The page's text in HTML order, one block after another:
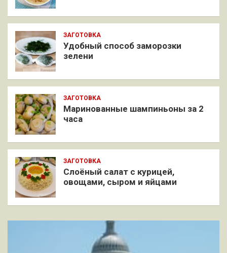
ЗАГОТОВКА
Удобный способ заморозки
зелени
ЗАГОТОВКА
Маринованные шампиньоны за 2
часа
ЗАГОТОВКА
Слоёный салат с курицей,
овощами, сыром и яйцами